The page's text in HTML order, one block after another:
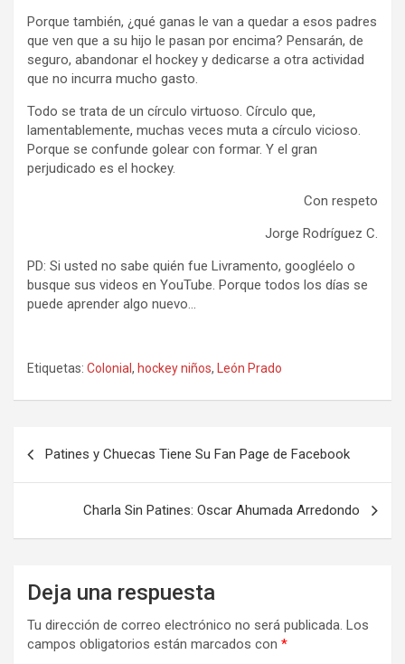
Porque también, ¿qué ganas le van a quedar a esos padres
que ven que a su hijo le pasan por encima? Pensarán, de
seguro, abandonar el hockey y dedicarse a otra actividad
que no incurra mucho gasto.
Todo se trata de un círculo virtuoso. Círculo que,
lamentablemente, muchas veces muta a círculo vicioso.
Porque se confunde golear con formar. Y el gran
perjudicado es el hockey.
Con respeto
Jorge Rodríguez C.
PD: Si usted no sabe quién fue Livramento, googléelo o
busque sus videos en YouTube. Porque todos los días se
puede aprender algo nuevo…
Etiquetas: Colonial , hockey niños, León Prado
entradas
Patines y Chuecas Tiene Su Fan Page de Facebook
Charla Sin Patines: Oscar Ahumada Arredondo
Deja una respuesta
Tu dirección de correo electrónico no será publicada. Los
campos obligatorios están marcados con *